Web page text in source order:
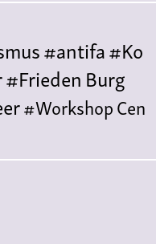
#antifa#Ko
#FriedenBurg
#WorkshopCen
#liveKonzert